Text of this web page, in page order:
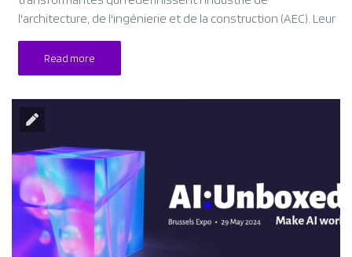
l'architecture, de l'ingénierie et de la construction (AEC). Leur
Read more